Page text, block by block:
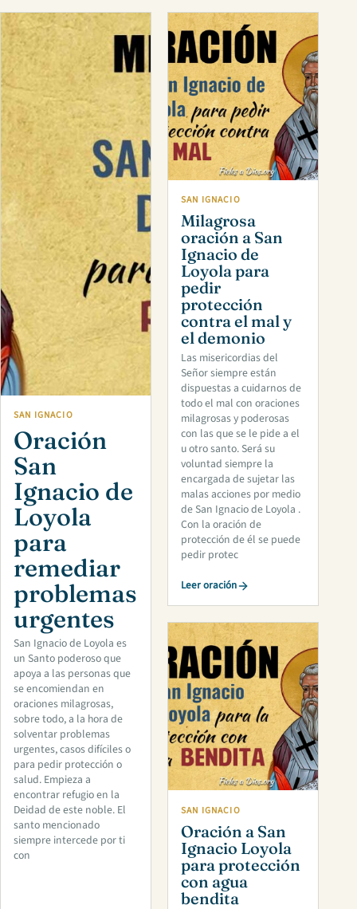
SAN IGNACIO
Oración
San
Ignacio de
Loyola
para
remediar
problemas
urgentes
San Ignacio de Loyola es
un Santo poderoso que
apoya a las personas que
se encomiendan en
oraciones milagrosas,
sobre todo, a la hora de
solventar problemas
urgentes, casos difíciles o
para pedir protección o
salud. Empieza a
encontrar refugio en la
Deidad de este noble. El
santo mencionado
siempre intercede por ti
con
SAN IGNACIO
Milagrosa
oración a San
Ignacio de
Loyola para
pedir
protección
contra el mal y
el demonio
Las misericordias del
Señor siempre están
dispuestas a cuidarnos de
todo el mal con oraciones
milagrosas y poderosas
con las que se le pide a el
u otro santo. Será su
voluntad siempre la
encargada de sujetar las
malas acciones por medio
de San Ignacio de Loyola .
Con la oración de
protección de él se puede
pedir protec
Leer oración
SAN IGNACIO
Oración a San
Ignacio Loyola
para protección
con agua
bendita